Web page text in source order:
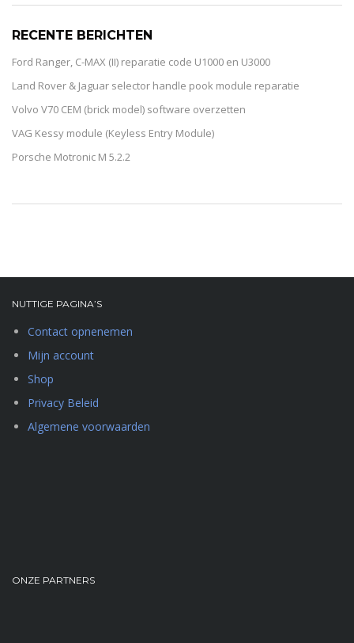
RECENTE BERICHTEN
Ford Ranger, C-MAX (II) reparatie code U1000 en U3000
Land Rover & Jaguar selector handle pook module reparatie
Volvo V70 CEM (brick model) software overzetten
VAG Kessy module (Keyless Entry Module)
Porsche Motronic M 5.2.2
NUTTIGE PAGINA’S
Contact opnenemen
Mijn account
Shop
Privacy Beleid
Algemene voorwaarden
ONZE PARTNERS